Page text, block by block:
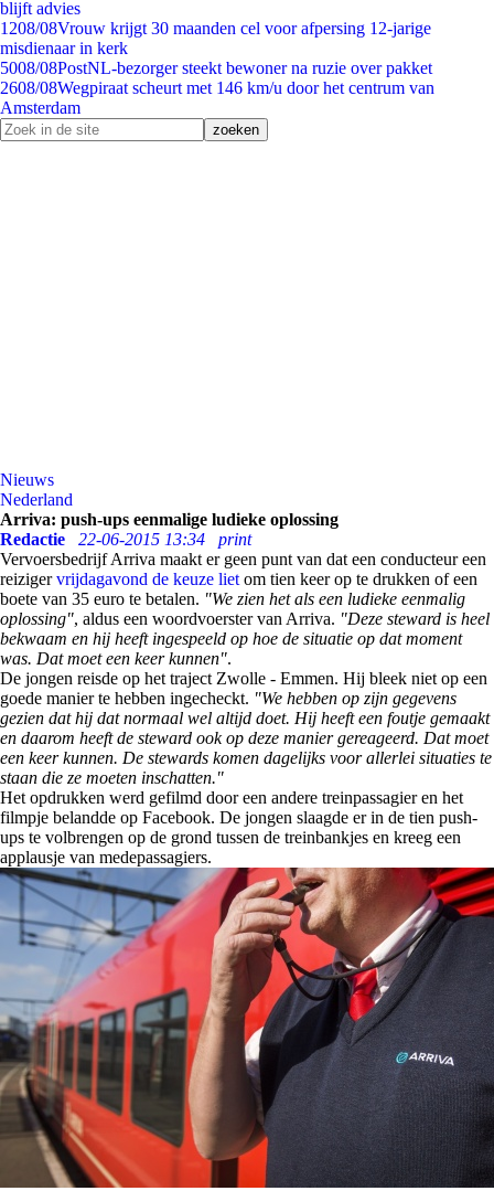
blijft advies
1208/08Vrouw krijgt 30 maanden cel voor afpersing 12-jarige
misdienaar in kerk
5008/08PostNL-bezorger steekt bewoner na ruzie over pakket
2608/08Wegpiraat scheurt met 146 km/u door het centrum van
Amsterdam
Nieuws
Nederland
Arriva: push-ups eenmalige ludieke oplossing
Redactie
22-06-2015 13:34
print
Vervoersbedrijf Arriva maakt er geen punt van dat een conducteur een
reizigervrijdagavond de keuze liet om tien keer op te drukken of een
boete van 35 euro te betalen. "We zien het als een ludieke eenmalig
oplossing", aldus een woordvoerster van Arriva. "Deze steward is heel
bekwaam en hij heeft ingespeeld op hoe de situatie op dat moment
was. Dat moet een keer kunnen".
De jongen reisde op het traject Zwolle - Emmen. Hij bleek niet op een
goede manier te hebben ingecheckt. "We hebben op zijn gegevens
gezien dat hij dat normaal wel altijd doet. Hij heeft een foutje gemaakt
en daarom heeft de steward ook op deze manier gereageerd. Dat moet
een keer kunnen. De stewards komen dagelijks voor allerlei situaties te
staan die ze moeten inschatten."
Het opdrukken werd gefilmd door een andere treinpassagier en het
filmpje belandde op Facebook. De jongen slaagde er in de tien push-
ups te volbrengen op de grond tussen de treinbankjes en kreeg een
applausje van medepassagiers.